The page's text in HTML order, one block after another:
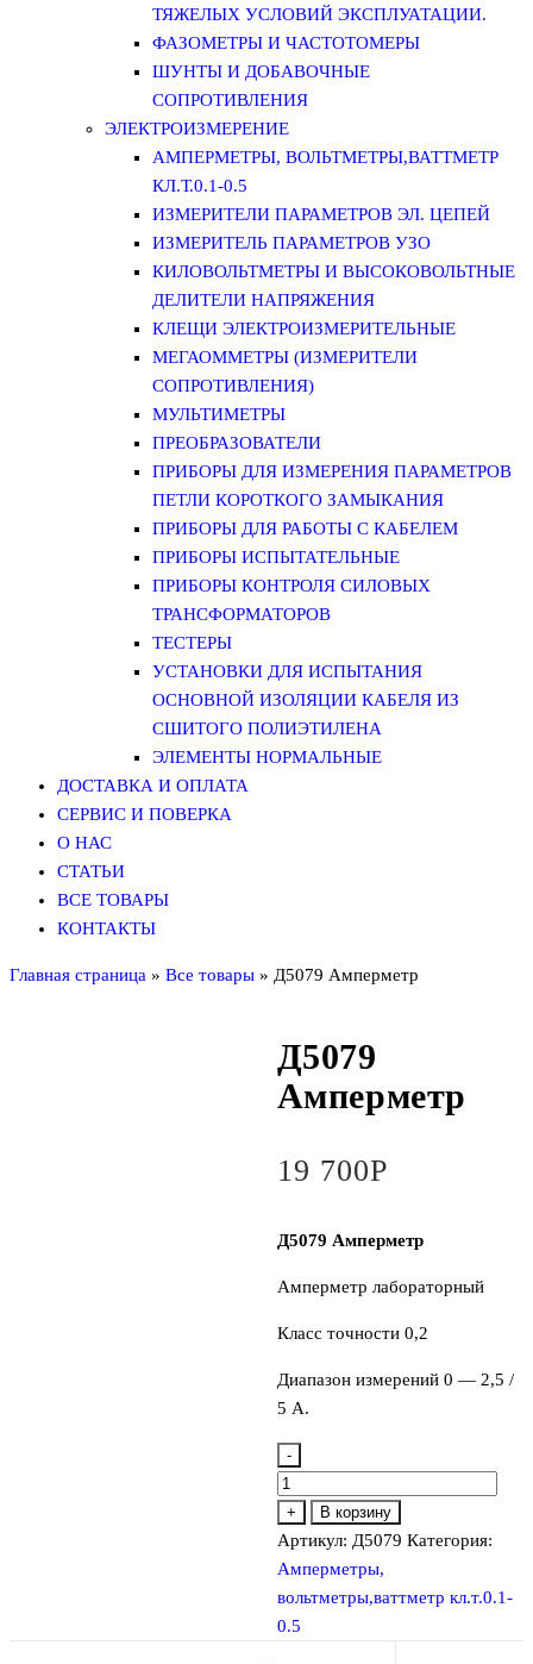
ТЯЖЕЛЫХ УСЛОВИЙ ЭКСПЛУАТАЦИИ.
ФАЗОМЕТРЫ И ЧАСТОТОМЕРЫ
ШУНТЫ И ДОБАВОЧНЫЕ
СОПРОТИВЛЕНИЯ
ЭЛЕКТРОИЗМЕРЕНИЕ
АМПЕРМЕТРЫ, ВОЛЬТМЕТРЫ,ВАТТМЕТР
КЛ.Т.0.1-0.5
ИЗМЕРИТЕЛИ ПАРАМЕТРОВ ЭЛ. ЦЕПЕЙ
ИЗМЕРИТЕЛЬ ПАРАМЕТРОВ УЗО
КИЛОВОЛЬТМЕТРЫ И ВЫСОКОВОЛЬТНЫЕ
ДЕЛИТЕЛИ НАПРЯЖЕНИЯ
КЛЕЩИ ЭЛЕКТРОИЗМЕРИТЕЛЬНЫЕ
МЕГАОММЕТРЫ (ИЗМЕРИТЕЛИ
СОПРОТИВЛЕНИЯ)
МУЛЬТИМЕТРЫ
ПРЕОБРАЗОВАТЕЛИ
ПРИБОРЫ ДЛЯ ИЗМЕРЕНИЯ ПАРАМЕТРОВ
ПЕТЛИ КОРОТКОГО ЗАМЫКАНИЯ
ПРИБОРЫ ДЛЯ РАБОТЫ С КАБЕЛЕМ
ПРИБОРЫ ИСПЫТАТЕЛЬНЫЕ
ПРИБОРЫ КОНТРОЛЯ СИЛОВЫХ
ТРАНСФОРМАТОРОВ
ТЕСТЕРЫ
УСТАНОВКИ ДЛЯ ИСПЫТАНИЯ
ОСНОВНОЙ ИЗОЛЯЦИИ КАБЕЛЯ ИЗ
СШИТОГО ПОЛИЭТИЛЕНА
ЭЛЕМЕНТЫ НОРМАЛЬНЫЕ
ДОСТАВКА И ОПЛАТА
СЕРВИС И ПОВЕРКА
О НАС
СТАТЬИ
ВСЕ ТОВАРЫ
КОНТАКТЫ
Главная страница » Все товары » Д5079 Амперметр
Д5079
Амперметр
19 700Р
Д5079 Амперметр
Амперметр лабораторный
Класс точности 0,2
Диапазон измерений 0 — 2,5 /
5 А.
-
Количество
товара
Д5079
Амперметр
+ В корзину
Артикул: Д5079 Категория:
Амперметры,
вольтметры,ваттметр кл.т.0.1-
0.5